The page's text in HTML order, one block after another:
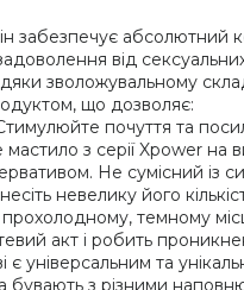
забезпечує абсолютний
від сексуальних
зволожувальному
що дозволяє:
почуття та
мастило з серії Xpower на
Не сумісний із
невелику його
прохолодному, темному
акт і робить
універсальним та
бувають з різними